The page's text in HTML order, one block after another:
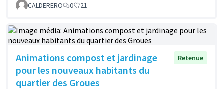
CALDERERO 0 21
Animations compost et jardinage
pour les nouveaux habitants du
quartier des Groues
Retenue